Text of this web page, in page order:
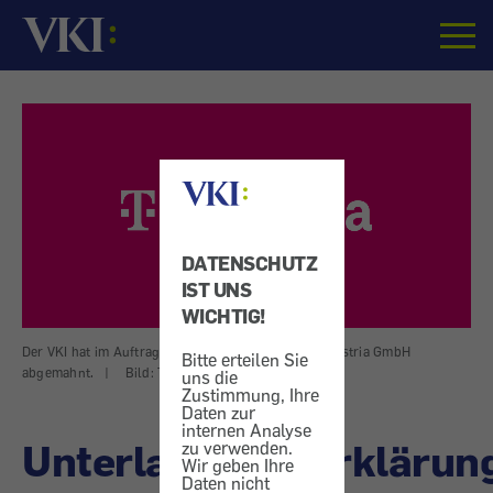
DATENSCHUTZ
IST UNS
WICHTIG!
Bitte erteilen Sie
uns die
Zustimmung, Ihre
Daten zur
internen Analyse
zu verwenden.
Wir geben Ihre
Daten nicht
Startseite
Der VKI hat im Auftrag des BMSGPK die T-Mobile Austria GmbH
abgemahnt.
| Bild: T-Mobile - Magenta/Presse